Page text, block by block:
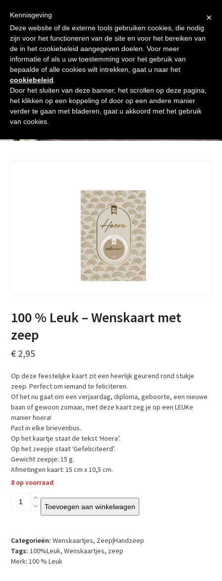
content
Afrekenen
Winkelmand Shop
Open
mobile
menu
Close
mobile
menu
Shop
100 % Leuk – Wenskaart met
zeep
€ 2,95
Op deze feestelijke kaart zit een heerlijk geurend rond stukje
zeep. Perfect om iemand te feliciteren.
Of het nu gaat om een verjaardag, diploma, geboorte, een nieuwe
baan of gewoon zomaar, met deze kaart zeg je op een LEUKe
manier hoera!
Past in elke brievenbus.
Op het kaartje staat de tekst ‘Hoera’.
Op het zeepje staat ‘Gefeliciteerd’.
Gewicht zeepje: 15 g.
Afmetingen kaart: 15 cm x 10,5 cm.
8 op voorraad
100
Wenskaart
met
zeep
Toevoegen aan winkelwagen
Categorieën: Wenskaartjes, Zeep|Handzeep
Tags: 100%Leuk,Wenskaartjes, zeep
Merk:100 % Leuk
×
Kennisgeving
Deze website of de externe tools gebruiken cookies, die nodig
zijn voor het functioneren van de site en voor het bereiken van
de in het cookiebeleid aangegeven doelen. Voor meer
informatie of als u uw toestemming voor het gebruik van
bepaalde of alle cookies wilt intrekken, gaat u naar het
cookiebeleid
Door het sluiten van deze banner, het scrollen op deze pagina,
het klikken op een koppeling of door op een andere manier
verder te gaan met bladeren, gaat u akkoord met het gebruik
van cookies.